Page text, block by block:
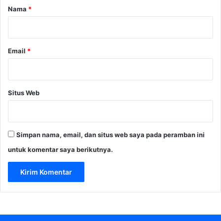
w
d
s
-
B
P
L
2
0
4
l
e
B
C
a
rNama *
Email *
Situs Web
Simpan nama, email, dan situs web saya pada peramban ini
untuk komentar saya berikutnya.